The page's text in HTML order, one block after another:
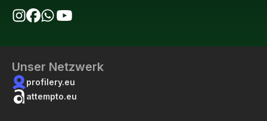
Unser Netzwerk
profilery.eu
attempto.eu